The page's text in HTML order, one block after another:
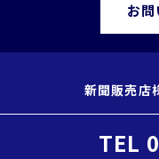
お
新聞販売店
TEL